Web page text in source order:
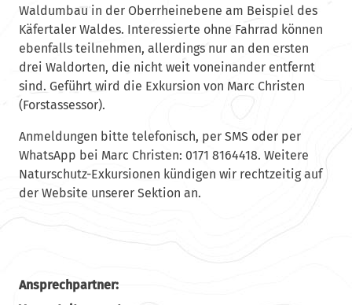
Waldumbau in der Oberrheinebene am Beispiel des
Käfertaler Waldes. Interessierte ohne Fahrrad können
ebenfalls teilnehmen, allerdings nur an den ersten
drei Waldorten, die nicht weit voneinander entfernt
sind. Geführt wird die Exkursion von Marc Christen
(Forstassessor).
Anmeldungen bitte telefonisch, per SMS oder per
WhatsApp bei Marc Christen: 0171 8164418. Weitere
Naturschutz-Exkursionen kündigen wir rechtzeitig auf
der Website unserer Sektion an.
Ansprechpartner: